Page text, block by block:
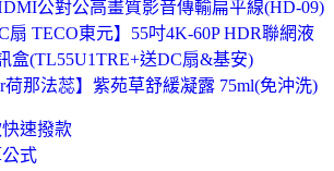
公對公高畫質影音傳輸扁平線(HD-09)
扇 TECO東元】55吋4K-60P HDR聯網液
盒(TL55U1TRE+送DC扇&基安)
荷那法蕊】紫苑草舒緩凝露 75ml(免沖洗)
速撥款
式